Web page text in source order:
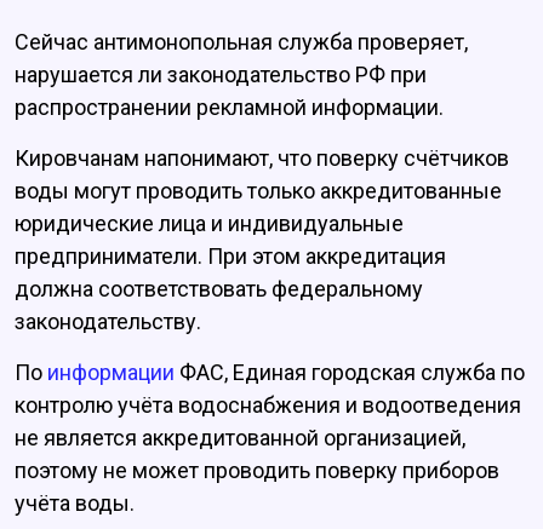
Сейчас антимонопольная служба проверяет,
нарушается ли законодательство РФ при
распространении рекламной информации.
Кировчанам напонимают, что поверку счётчиков
воды могут проводить только аккредитованные
юридические лица и индивидуальные
предприниматели. При этом аккредитация
должна соответствовать федеральному
законодательству.
По информации ФАС, Единая городская служба по
контролю учёта водоснабжения и водоотведения
не является аккредитованной организацией,
поэтому не может проводить поверку приборов
учёта воды.